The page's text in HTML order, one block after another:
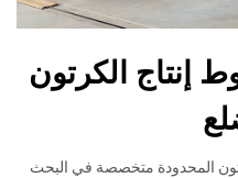
إنتاج الكرتون
المحدودة متخصصة في البحث